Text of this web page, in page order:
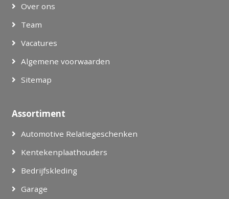
Over ons
Team
Vacatures
Algemene voorwaarden
Sitemap
Assortiment
Automotive Relatiegeschenken
Kentekenplaathouders
Bedrijfskleding
Garage